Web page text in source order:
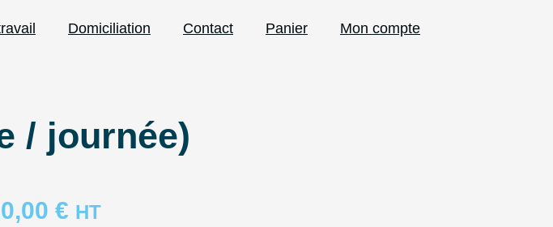
Domiciliation Contact Panier Mon compte
/ journée)
€ HT